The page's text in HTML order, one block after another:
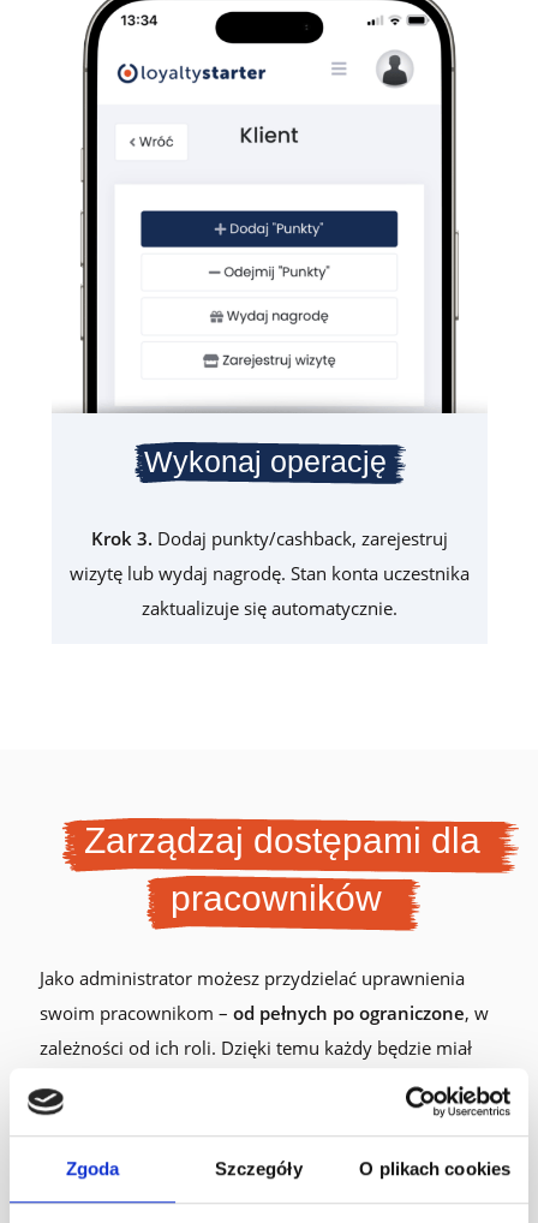
Zgoda Szczegóły O plikach cookies
Wykonaj operację
Krok 3. Dodaj punkty/cashback, zarejestruj
wizytę lub wydaj nagrodę. Stan konta uczestnika
zaktualizuje się automatycznie.
Zarządzaj dostępami dla
pracowników
Jako administrator możesz przydzielać uprawnienia
swoim pracownikom – od pełnych po ograniczone, w
zależności od ich roli. Dzięki temu każdy będzie miał
dostęp tylko do tych funkcji, których potrzebuje.